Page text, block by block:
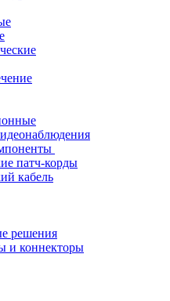
патч-корды
кабель
решения
и коннекторы